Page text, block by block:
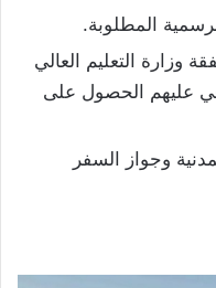
المطلوبة.
وزارة التعليم العالي
عليهم الحصول على
وجواز السفر